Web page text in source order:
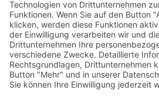
Footvolley
Download-